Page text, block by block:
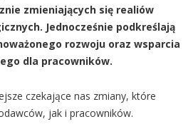
zmieniających się realiów
Jednocześnie podkreślają
rozwoju oraz wsparcia
dla pracowników.
czekające nas zmiany, które
jak i pracowników.